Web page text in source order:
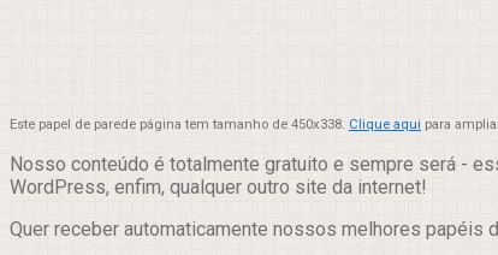
Este papel de parede página tem tamanho de 450x338. Clique aqui para
Nosso conteúdo é totalmente gratuito e sempre será -
WordPress, enfim, qualquer outro site da internet!
Quer receber automaticamente nossos melhores papéis